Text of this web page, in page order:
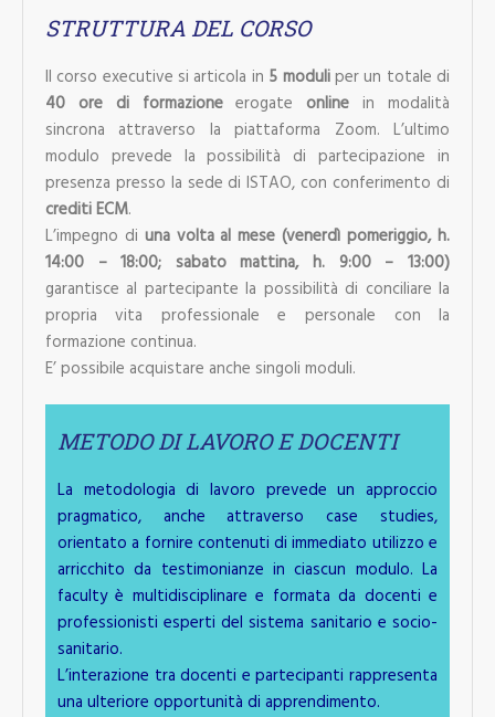
STRUTTURA DEL CORSO
Il corso executive si articola in 5 moduliper un totale di
40 ore di formazioneerogate online in modalità
sincrona attraverso la piattaforma Zoom. L’ultimo
modulo prevede la possibilità di partecipazione in
presenza presso la sede di ISTAO, con conferimento di
crediti ECM.
L’impegno di una volta al mese (venerdì pomeriggio, h.
14:00 – 18:00; sabato mattina, h. 9:00 – 13:00)
garantisce al partecipante la possibilità di conciliare la
propria vita professionale e personale con la
formazione continua.
E’ possibile acquistare anche singoli moduli.
METODO DI LAVORO E DOCENTI
La metodologia di lavoro prevede un approccio
pragmatico, anche attraverso case studies,
orientato a fornire contenuti di immediato utilizzo e
arricchito da testimonianze in ciascun modulo. La
faculty è multidisciplinare e formata da docenti e
professionisti esperti del sistema sanitario e socio-
sanitario.
L’interazione tra docenti e partecipanti rappresenta
una ulteriore opportunità di apprendimento.